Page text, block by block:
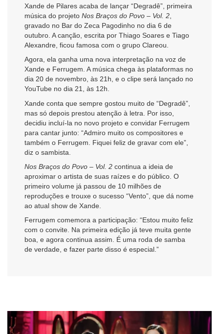
Xande de Pilares acaba de lançar “Degradê”, primeira
música do projeto Nos Braços do Povo – Vol. 2
gravado no Bar do Zeca Pagodinho no dia 6 de
outubro. A canção, escrita por Thiago Soares e Tiago
Alexandre, ficou famosa com o grupo Clareou.
Agora, ela ganha uma nova interpretação na voz de
Xande e Ferrugem. A música chega às plataformas no
dia 20 de novembro, às 21h, e o clipe será lançado no
YouTube no dia 21, às 12h.
Xande conta que sempre gostou muito de “Degradê”,
mas só depois prestou atenção à letra. Por isso,
decidiu incluí-la no novo projeto e convidar Ferrugem
para cantar junto: “Admiro muito os compositores e
também o Ferrugem. Fiquei feliz de gravar com ele”,
diz o sambista.
Nos Braços do Povo – Vol. 2 continua a ideia de
aproximar o artista de suas raízes e do público. O
primeiro volume já passou de 10 milhões de
reproduções e trouxe o sucesso “Vento”, que dá nome
ao atual show de Xande.
Ferrugem comemora a participação: “Estou muito feliz
com o convite. Na primeira edição já teve muita gente
boa, e agora continua assim. É uma roda de samba
de verdade, e fazer parte disso é especial.”